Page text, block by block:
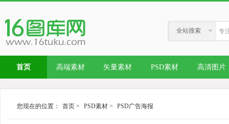
全站搜索
首页 高端素材 矢量素材 PSD素材 高清图片
您现在的位置： 首页 > PSD素材 > PSD广告海报